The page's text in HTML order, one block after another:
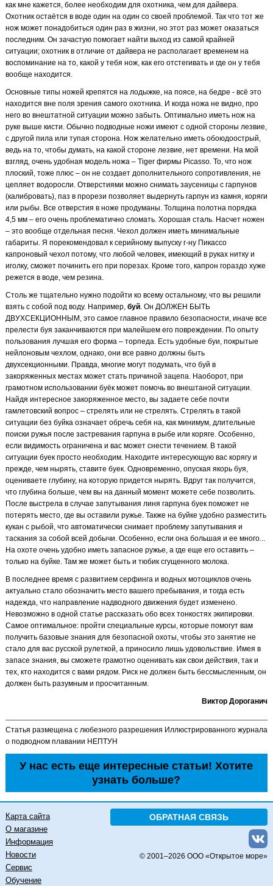
как мне кажется, более необходим для охотника, чем для дайвера.
Охотник остаётся в воде один на один со своей проблемой. Так что тот же
нож может понадобиться один раз в жизни, но этот раз может оказаться
последним. Он зачастую помогает найти выход из самой крайней
ситуации; охотник в отличие от дайвера не располагает временем на
воспоминание на то, какой у тебя нож, как его отстегивать и где он у тебя
вообще находится.
Основные типы ножей крепятся на лодыжке, на поясе, на бедре - всё это
находится вне поля зрения самого охотника. И когда ножа не видно, про
него во внештатной ситуации можно забыть. Оптимально иметь нож на
руке выше кисти. Обычно подводные ножи имеют с одной стороны лезвие,
с другой пила или тупая сторона. Нож желательно иметь обоюдоострый,
ведь на то, чтобы думать, на какой стороне лезвие, нет времени. На мой
взгляд, очень удобная модель ножа – Tiger фирмы Picasso. То, что нож
плоский, тоже плюс – он не создает дополнительного сопротивления, не
цепляет водоросли. Отверстиями можно снимать заусеницы с гарпунов
(калибровать), паз в прорези позволяет выдернуть гарпун из камня, коряги
или рыбы. Все отверстия в ноже продуманы. Толщина полотна порядка
4,5 мм – его очень проблематично сломать. Хорошая сталь. Насчет ножен
– это вообще отдельная песня. Чехол должен иметь минимальные
габариты. Я порекомендовал к серийному выпуску г-ну Пикассо
капроновый чехол потому, что любой человек, имеющий в руках нитку и
иголку, сможет починить его при порезах. Кроме того, капрон гораздо хуже
режется в воде, чем резина.
Столь же тщательно нужно подойти ко всему остальному, что вы решили
взять с собой под воду. Например, буй. Он ДОЛЖЕН БЫТЬ
ДВУХСЕКЦИОННЫМ, это самое главное правило безопасности, иначе все
прелести буя заканчиваются при малейшем его повреждении. По опыту
пользования лучшая его форма – торпеда. Есть удобные буи, покрытые
нейлоновым чехлом, однако, они все равно должны быть
двухсекционными. Правда, многие могут подумать, что буй в
закоряженных местах может стать причиной зацепа. Наоборот, при
грамотном использовании буёк может помочь во внештаной ситуации.
Найдя интересное закоряженное место, вы задаете себе почти
гамлетовский вопрос – стрелять или не стрелять. Стрелять в такой
ситуации без буйка означает обречь себя на, как минимум, длительные
поиски ружья после застревания гарпуна в рыбе или коряге. Особенно,
если видимость ограничена и вас может снести течением. В такой
ситуации буек просто необходим. Находите интересующую вас корягу и
прежде, чем нырять, ставите буек. Одновременно, опуская якорь буя,
оцениваете глубину, на которую придется нырять. Вдруг так получится,
что глубина больше, чем вы на данный момент можете себе позволить.
После выстрела в случае запутывания линя гарпуна буек поможет не
потерять место, где вы оставили ружье. Также на буйке удобно разместить
кукан с рыбой, что автоматически снимает проблему запутывания и
таскания за собой всей добычи. Особенно, если она большая и ее много...
На охоте очень удобно иметь запасное ружье, а где еще его оставить –
только на буйке. Там же может быть и тюбик сгущенного молока.
В последнее время с развитием серфинга и водных мотоциклов очень
актуально стало обозначить место вашего пребывания, и тогда есть
надежда, что направление надводного движения будет изменено.
Невозможно в одной статье рассказать обо всех тонкостях экипировки.
Самое оптимальное: пройти специальные курсы, которые помогут вам
получить базовые знания для безопасной охоты, чтобы это занятие не
стало для вас русской рулеткой, а приносило лишь удовольствие. Имея в
запасе знания, вы сможете грамотно оценивать как свои действия, так и
тех, кто находится с вами рядом. Риск не должен быть бессмысленным, он
должен быть разумным и просчитанным.
Виктор Дороганич
Статья размещена с любезного разрешения Иллюстрированного журнала
о подводном плавании НЕПТУН
У нас есть еще интересные статьи! Хотите
узнать больше?
ОБРАТНАЯ СВЯЗЬ
© 2001–2026 ООО «Открытое море»
Карта сайта
О магазине
Информация
Новости
Сервис
Обучение